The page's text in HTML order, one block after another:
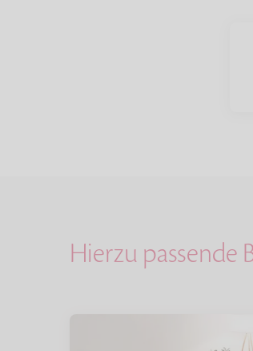
Hierzu passende